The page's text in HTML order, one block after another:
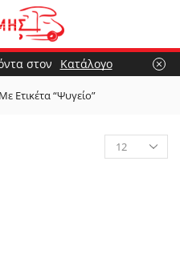
στον Κατάλογο
Ετικέτα “Ψυγείο”